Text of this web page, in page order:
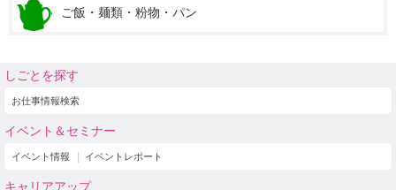
ご飯・麺類・粉物・パン
しごとを探す
お仕事情報検索
イベント＆セミナー
イベント情報 イベントレポート
キャリアアップ